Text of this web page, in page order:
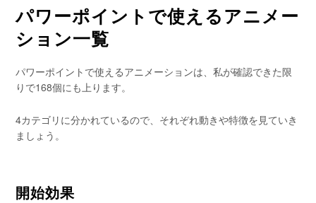
パワーポイントで使えるアニメー
ション一覧
パワーポイントで使えるアニメーションは、私が確認できた限
りで168個にも上ります。
4カテゴリに分かれているので、それぞれ動きや特徴を見ていき
ましょう。
開始効果